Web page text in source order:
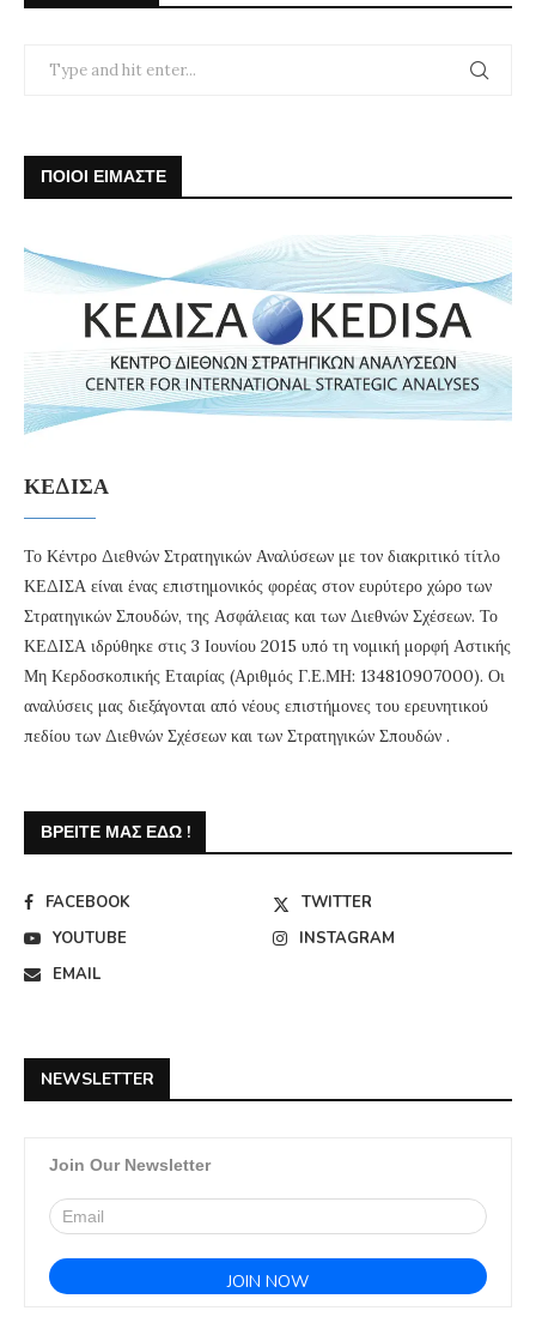
ΠΟΙΟΙ ΕΙΜΑΣΤΕ
ΚΕΔΙΣΑ
Το Κέντρο Διεθνών Στρατηγικών Αναλύσεων με τον διακριτικό τίτλο
ΚΕΔΙΣΑ είναι ένας επιστημονικός φορέας στον ευρύτερο χώρο των
Στρατηγικών Σπουδών, της Ασφάλειας και των Διεθνών Σχέσεων. Το
ΚΕΔΙΣΑ ιδρύθηκε στις 3 Ιουνίου 2015 υπό τη νομική μορφή Αστικής
Μη Κερδοσκοπικής Εταιρίας (Αριθμός Γ.Ε.ΜΗ: 134810907000). Οι
αναλύσεις μας διεξάγονται από νέους επιστήμονες του ερευνητικού
πεδίου των Διεθνών Σχέσεων και των Στρατηγικών Σπουδών .
ΒΡΕΊΤΕ ΜΑΣ ΕΔΏ !
FACEBOOK
TWITTER
YOUTUBE
INSTAGRAM
EMAIL
NEWSLETTER
Join Our Newsletter